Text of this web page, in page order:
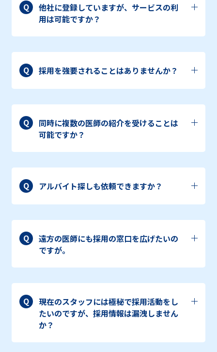
Q
他社に登録していますが、サービスの利
用は可能ですか？
Q 採用を強要されることはありませんか？
Q
同時に複数の医師の紹介を受けることは
可能ですか？
Q アルバイト探しも依頼できますか？
Q
遠方の医師にも採用の窓口を広げたいの
ですが。
Q
現在のスタッフには極秘で採用活動をし
たいのですが、採用情報は漏洩しません
か？